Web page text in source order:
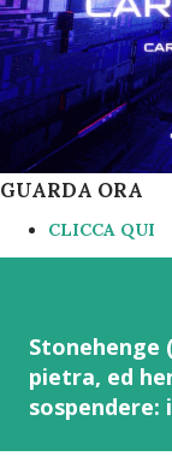
GUARDA ORA
CLICCA QUI
Stonehenge
pietra, ed